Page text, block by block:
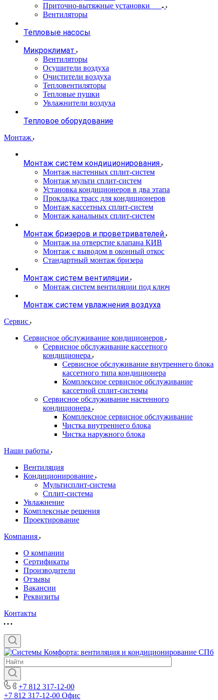
Приточно-вытяжные установки
Вентиляторы
Тепловые насосы
Микроклимат
Вентиляторы
Осушители воздуха
Очистители воздуха
Тепловентиляторы
Тепловые пушки
Увлажнители воздуха
Тепловое оборудование
Монтаж
Монтаж систем кондиционирования
Монтаж настенных сплит-систем
Монтаж мульти сплит-систем
Установка кондиционеров в два этапа
Прокладка трасс для кондиционеров
Монтаж кассетных сплит-систем
Монтаж канальных сплит-систем
Монтаж бризеров и проветривателей
Монтаж на отверстие клапана КИВ
Монтаж с выводом в оконный откос
Стандартный монтаж бризера
Монтаж систем вентиляции
Монтаж систем вентиляции под ключ
Монтаж систем увлажнения воздуха
Сервис
Сервисное обслуживание кондиционеров
Сервисное обслуживание кассетного
кондиционера
Сервисное обслуживание внутреннего блока
кассетного типа кондиционера
Комплексное сервисное обслуживание
кассетной сплит-системы
Сервисное обслуживание настенного
кондиционера
Комплексное сервисное обслуживание
Чистка внутреннего блока
Чистка наружного блока
Наши работы
Вентиляция
Кондиционирование
Мультисплит-система
Сплит-система
Увлажнение
Комплексные решения
Проектирование
Компания
О компании
Сертификаты
Производители
Отзывы
Вакансии
Реквизиты
Контакты
+7 812 317-12-00
+7 812 317-12-00 Офис